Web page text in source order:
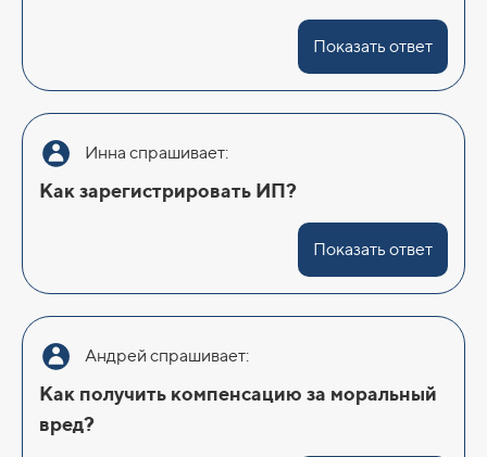
Показать ответ
Инна спрашивает:
Как зарегистрировать ИП?
Показать ответ
Андрей спрашивает:
Как получить компенсацию за моральный
вред?